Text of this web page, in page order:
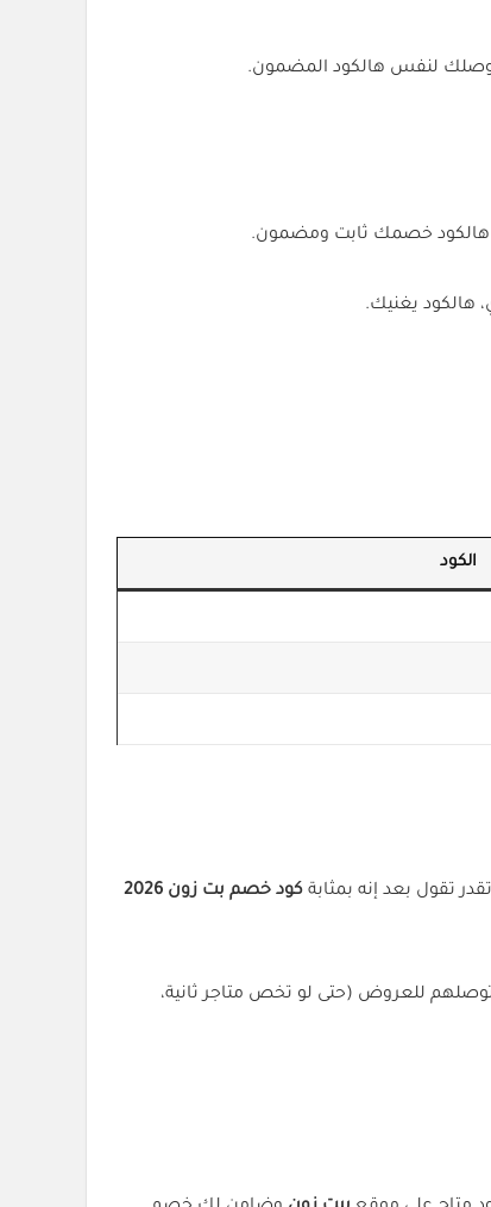
هالكود يغنيك.
الكود
تقول بعد إنه بمثابة كود خصم بت زون 2026
للعروض (حتى لو تخص متاجر ثانية،